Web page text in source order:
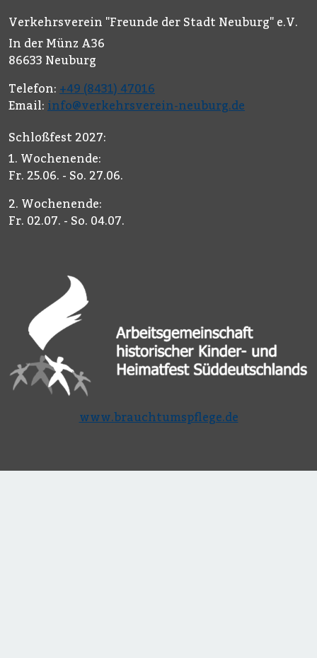
Verkehrsverein "Freunde der Stadt Neuburg" e.V.
In der Münz A36
86633 Neuburg
Telefon: +49 (8431) 47016
Email: info@verkehrsverein-neuburg.de
Schloßfest 2027:
1. Wochenende:
Fr. 25.06. - So. 27.06.
2. Wochenende:
Fr. 02.07. - So. 04.07.
www.brauchtumspflege.de